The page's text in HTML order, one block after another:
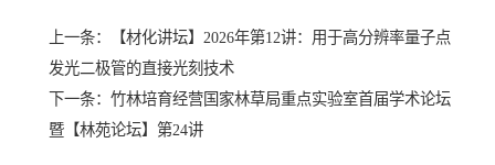
上一条：
【材化讲坛】2026年第12讲：用于高分辨率量子点
发光二极管的直接光刻技术
下一条： 竹林培育经营国家林草局重点实验室首届学术论坛
暨【林苑论坛】第24讲